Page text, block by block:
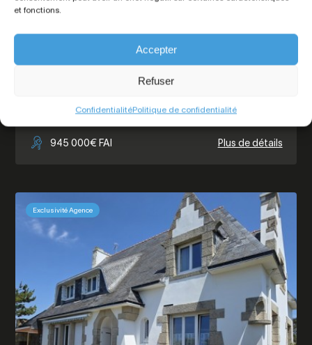
et fonctions.
Accepter
Refuser
ConfidentialitéPolitique de confidentialité
Quimper , Maison
945 000€ FAI Plus de détails
Exclusivité Agence